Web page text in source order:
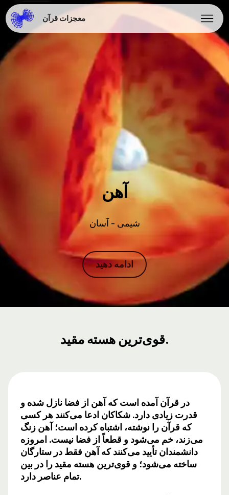
معجزات قرآن
آهن
شیمی - آسان
ادامه دهید
قوی‌ترین هسته مقید.
در قرآن آمده است که آهن از فضا نازل شده و
قدرت زیادی دارد. شکاکان ادعا می‌کنند هر کسی
که قرآن را نوشته، اشتباه کرده است؛ آهن زنگ
می‌زند، خم می‌شود و قطعاً از فضا نیست. امروزه
دانشمندان تأیید می‌کنند که آهن فقط در ستارگان
ساخته می‌شود؛ و قوی‌ترین هسته مقید را در بین
تمام عناصر دارد.